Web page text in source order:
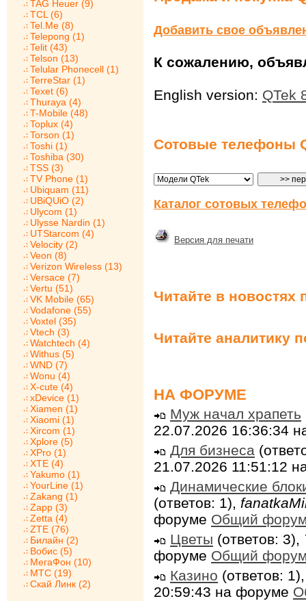
TAG Heuer (9)
TCL (6)
Tel.Me (8)
Telepong (1)
Telit (43)
Telson (13)
Telular Phonecell (1)
TerreStar (1)
Texet (6)
Thuraya (4)
T-Mobile (48)
Toplux (4)
Torson (1)
Toshi (1)
Toshiba (30)
TSS (3)
TV Phone (1)
Ubiquam (11)
UBiQUiO (2)
Ulycom (1)
Ulysse Nardin (1)
UTStarcom (4)
Velocity (2)
Veon (8)
Verizon Wireless (13)
Versace (7)
Vertu (51)
VK Mobile (65)
Vodafone (55)
Voxtel (35)
Vtech (3)
Watchtech (4)
Withus (5)
WND (7)
Wonu (4)
X-cute (4)
xDevice (1)
Xiamen (1)
Xiaomi (1)
Xircom (1)
Xplore (5)
XPro (1)
XTE (4)
Yakumo (1)
YourLine (1)
Zakang (1)
Zapp (3)
Zetta (4)
ZTE (76)
Билайн (2)
Вобис (5)
МегаФон (10)
МТС (19)
Скай Линк (2)
Добавить свое
К сожалению,
English version: QTek
Сотовые телефоны
Каталог сотовых
Версия для печати
Читайте в новостях
Читайте аналитику
НА ФОРУМЕ
Муж начал храпеть
22.07.2026 16:36:34
Для бизнеса
21.07.2026 11:51:12
Динамические
(ответов: 1),
форуме Общий
Цветы (ответов: 3),
форуме Общий
Казино (ответов:
20:59:43 на форуме